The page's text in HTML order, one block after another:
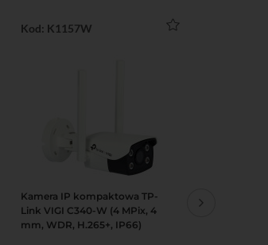
Kod: K1157W
Do koszyka Podgląd
Kamera IP kompaktowa TP-
Link VIGI C340-W (4 MPix, 4
mm, WDR, H.265+, IP66)